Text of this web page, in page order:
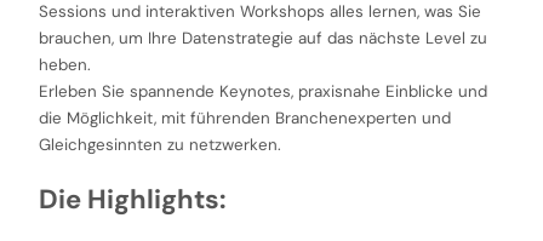
Sessions und interaktiven Workshops alles lernen, was Sie
brauchen, um Ihre Datenstrategie auf das nächste Level zu
heben.
Erleben Sie spannende Keynotes, praxisnahe Einblicke und
die Möglichkeit, mit führenden Branchenexperten und
Gleichgesinnten zu netzwerken.
Die Highlights: